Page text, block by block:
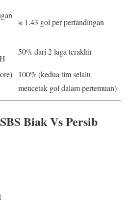
≈ 1.43 gol per pertandingan
50% dari 2 laga terakhir
100% (kedua tim selalu
mencetak gol dalam pertemuan)
Biak Vs Persib